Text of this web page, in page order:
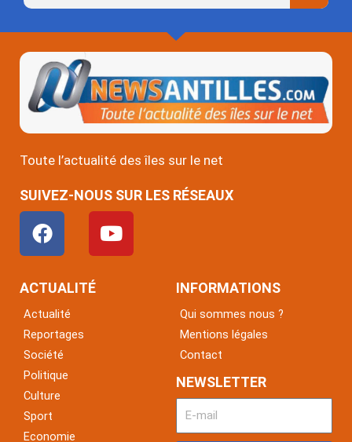
Toute l’actualité des îles sur le net
SUIVEZ-NOUS SUR LES RÉSEAUX
F
a
c
e
o
o
k
Y
o
u
ACTUALITÉ
Actualité
Reportages
Société
Politique
Culture
Sport
Economie
INFORMATIONS
Qui sommes nous ?
Mentions légales
Contact
NEWSLETTER